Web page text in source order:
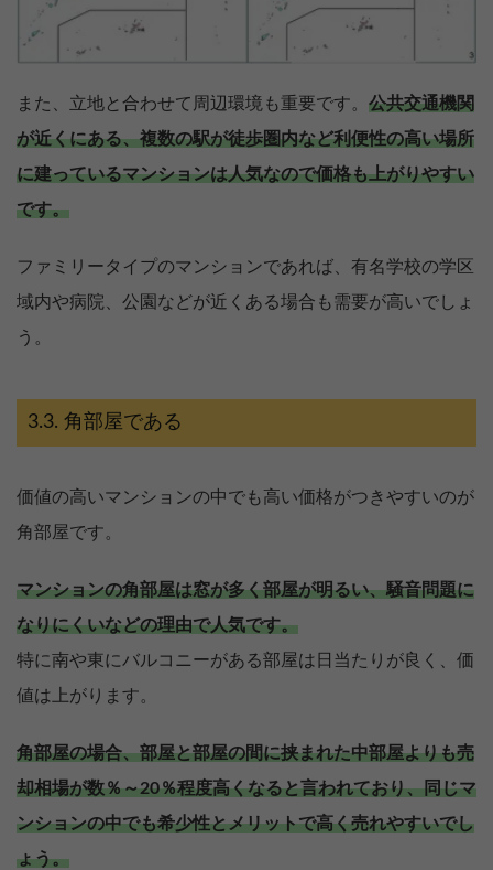
また、立地と合わせて周辺環境も重要です。 公共交通機関
が近くにある、複数の駅が徒歩圏内など利便性の高い場所
に建っているマンションは人気なので価格も上がりやすい
です。
ファミリータイプのマンションであれば、有名学校の学区
域内や病院、公園などが近くある場合も需要が高いでしょ
う。
角部屋である
価値の高いマンションの中でも高い価格がつきやすいのが
角部屋です。
マンションの角部屋は窓が多く部屋が明るい、騒音問題に
なりにくいなどの理由で人気です。
特に南や東にバルコニーがある部屋は日当たりが良く、価
値は上がります。
角部屋の場合、部屋と部屋の間に挟まれた中部屋よりも売
却相場が数％～20％程度高くなると言われており、同じマ
ンションの中でも希少性とメリットで高く売れやすいでし
ょう。